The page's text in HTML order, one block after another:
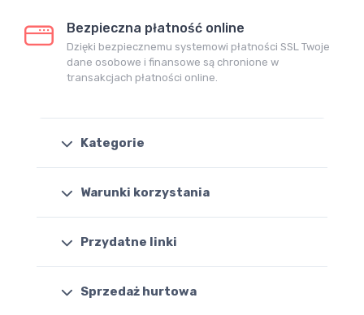
Bezpieczna płatność online
Dzięki bezpiecznemu systemowi płatności SSL Twoje
dane osobowe i finansowe są chronione w
transakcjach płatności online.
Kategorie
Warunki korzystania
Przydatne linki
Sprzedaż hurtowa